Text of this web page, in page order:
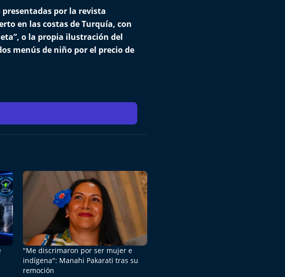
por la revista
en las costas de Turquía, con
o la propia ilustración del
menús de niño por el precio de
"Me discrimaron por ser mujer e
indígena": Manahi Pakarati tras su
remoción